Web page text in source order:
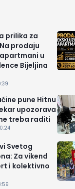
prilika za
prodaju
u
Bijeljina
pune Hitnu
upozorava
treba raditi
Svetog
Za vikend
i kolektivno